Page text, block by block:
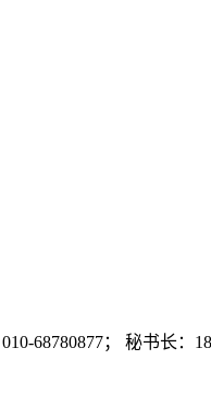
； 秘书长：